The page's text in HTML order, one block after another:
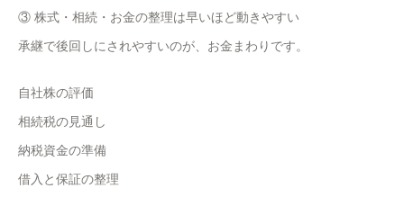
③ 株式・相続・お金の整理は早いほど動きやすい
承継で後回しにされやすいのが、お金まわりです。
自社株の評価
相続税の見通し
納税資金の準備
借入と保証の整理